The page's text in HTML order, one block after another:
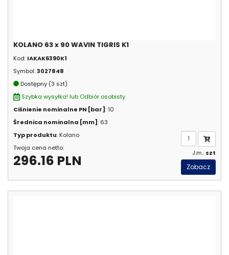
KOLANO 63 x 90 WAVIN TIGRIS K1
Kod: IAKAK6390K1
Symbol:3027848
Dostępny (3 szt)
Szybka wysyłka! lub Odbiór osobisty
Ciśnienie nominalne PN [bar]: 10
Średnica nominalna [mm]: 63
Typ produktu: Kolano
Twoja cena netto:
296.16 PLN J.m.: szt
Zobacz